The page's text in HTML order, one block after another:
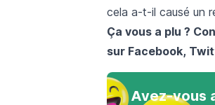
cela a-t-il causé un
Ça vous a plu ?
sur Facebook,
Avez-vous